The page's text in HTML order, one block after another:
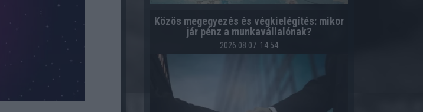
Közös megegyezés és végkielégítés: mikor
jár pénz a munkavállalónak?
2026.08.07. 14:54